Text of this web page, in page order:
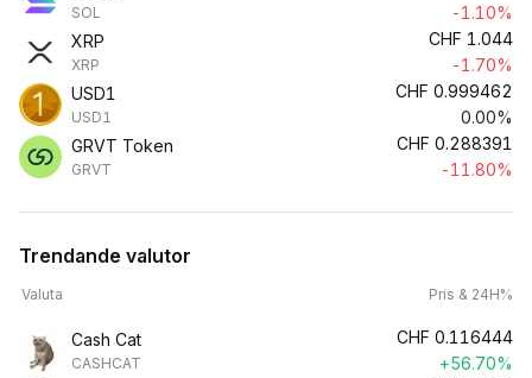
SOL
-1.10%
XRP
XRP
CHF 1.044
-1.70%
USD1
USD1
CHF 0.999462
0.00%
GRVT Token
GRVT
CHF 0.288391
-11.80%
Trendande valutor
Valuta Pris & 24H%
Cash Cat
CASHCAT
CHF 0.116444
+56.70%